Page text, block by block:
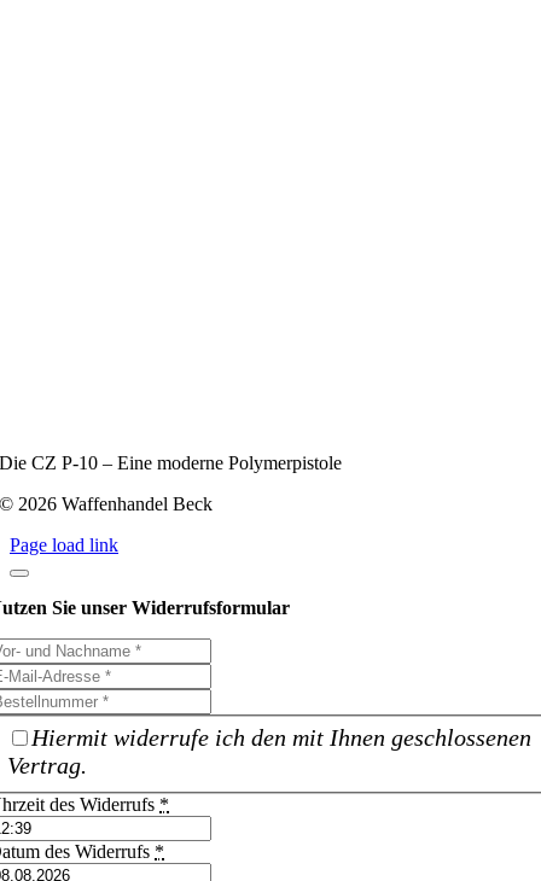
Die CZ P‑10 – Eine moderne Polymerpistole
© 2026 Waffenhandel Beck
Page load link
Sie unser Widerrufsformular
Hiermit widerrufe ich den mit Ihnen geschlossenen
Vertrag.
des Widerrufs *
des Widerrufs *